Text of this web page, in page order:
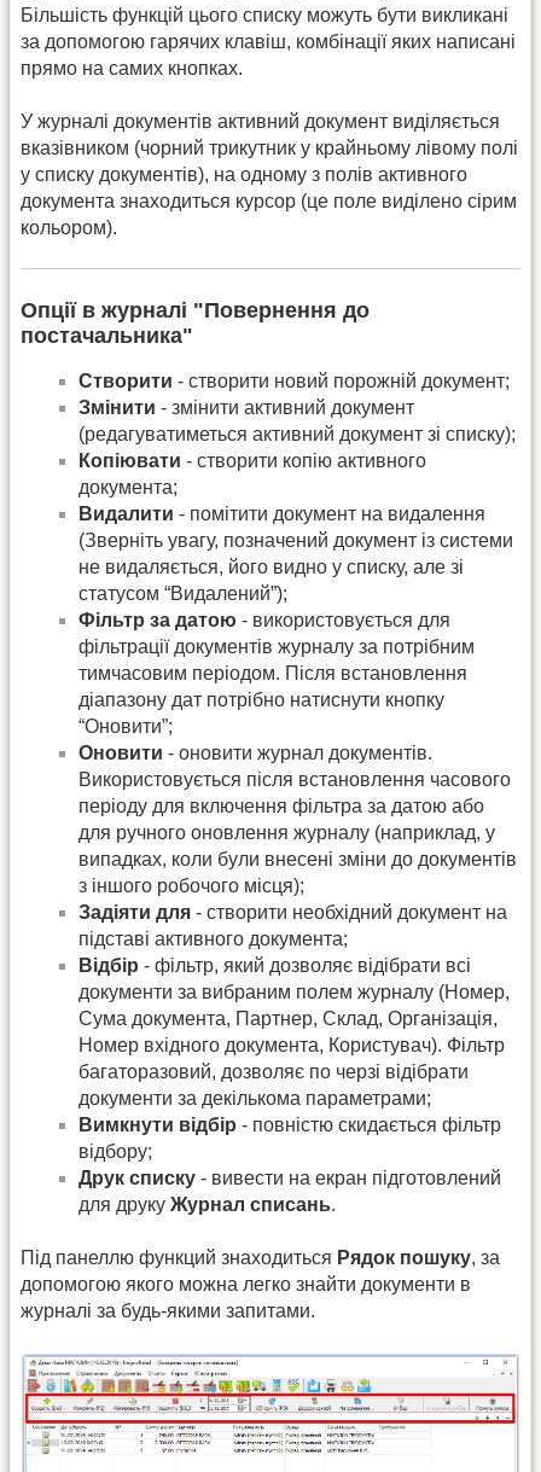
Більшість функцій цього списку можуть бути викликані
за допомогою гарячих клавіш, комбінації яких написані
прямо на самих кнопках.
У журналі документів активний документ виділяється
вказівником (чорний трикутник у крайньому лівому полі
у списку документів), на одному з полів активного
документа знаходиться курсор (це поле виділено сірим
кольором).
Опції в журналі "Повернення до
постачальника"
Створити - створити новий порожній документ;
Змінити - змінити активний документ
(редагуватиметься активний документ зі списку);
Копіювати - створити копію активного
документа;
Видалити - помітити документ на видалення
(Зверніть увагу, позначений документ із системи
не видаляється, його видно у списку, але зі
статусом “Видалений”);
Фільтр за датою - використовується для
фільтрації документів журналу за потрібним
тимчасовим періодом. Після встановлення
діапазону дат потрібно натиснути кнопку
“Оновити”;
Оновити - оновити журнал документів.
Використовується після встановлення часового
періоду для включення фільтра за датою або
для ручного оновлення журналу (наприклад, у
випадках, коли були внесені зміни до документів
з іншого робочого місця);
Задіяти для - створити необхідний документ на
підставі активного документа;
Відбір - фільтр, який дозволяє відібрати всі
документи за вибраним полем журналу (Номер,
Сума документа, Партнер, Склад, Організація,
Номер вхідного документа, Користувач). Фільтр
багаторазовий, дозволяє по черзі відібрати
документи за декількома параметрами;
Вимкнути відбір - повністю скидається фільтр
відбору;
Друк списку - вивести на екран підготовлений
для друку Журнал списань.
Під панеллю функций знаходиться Рядок пошуку, за
допомогою якого можна легко знайти документи в
журналі за будь-якими запитами.